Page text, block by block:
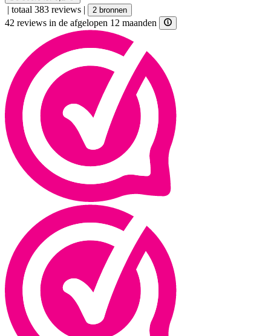
| totaal 383 reviews | 2 bronnen
42 reviews in de afgelopen 12 maanden